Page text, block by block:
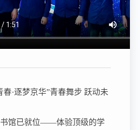
春·逐梦京华”青春舞步 跃动未
馆已就位——体验顶级的学